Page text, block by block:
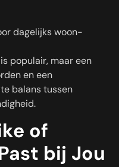
dagelijks woon-
is populair, maar een
en een
balans tussen
of
bij Jou